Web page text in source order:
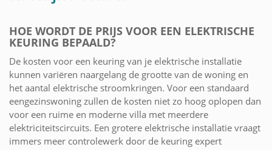
HOE WORDT DE PRIJS VOOR EEN ELEKTRISCHE
KEURING BEPAALD?
De kosten voor een keuring van je elektrische installatie
kunnen variëren naargelang de grootte van de woning en
het aantal elektrische stroomkringen. Voor een standaard
eengezinswoning zullen de kosten niet zo hoog oplopen dan
voor een ruime en moderne villa met meerdere
elektriciteitscircuits. Een grotere elektrische installatie vraagt
immers meer controlewerk door de keuring expert